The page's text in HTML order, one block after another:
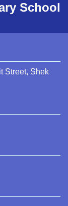
School
Street, Shek